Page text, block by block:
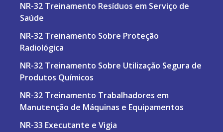
NR-32 Treinamento Resíduos em Serviço de
Saúde
NR-32 Treinamento Sobre Proteção
Radiológica
NR-32 Treinamento Sobre Utilização Segura de
Produtos Químicos
NR-32 Treinamento Trabalhadores em
Manutenção de Máquinas e Equipamentos
NR-33 Executante e Vigia